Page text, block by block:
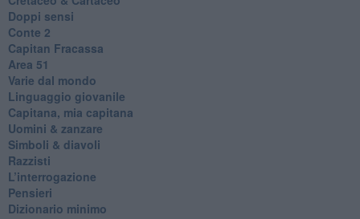
Doppi sensi
​Conte 2
​Capitan Fracassa
​Area 51
Varie dal mondo
​Linguaggio giovanile
​Capitana, mia capitana
Uomini & zanzare
​Simboli & diavoli
Razzisti
​L’interrogazione
Pensieri
​Dizionario minimo